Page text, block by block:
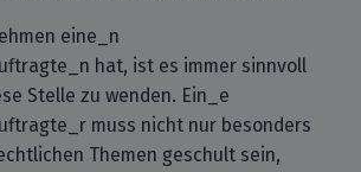
eine_n
hat, ist es immer sinnvoll
Stelle zu wenden. Ein_e
muss nicht nur besonders
Themen geschult sein,